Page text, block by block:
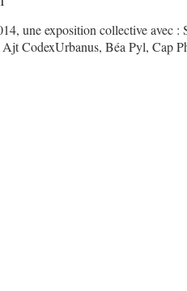
une exposition collective avec :
CodexUrbanus, Béa Pyl, Cap